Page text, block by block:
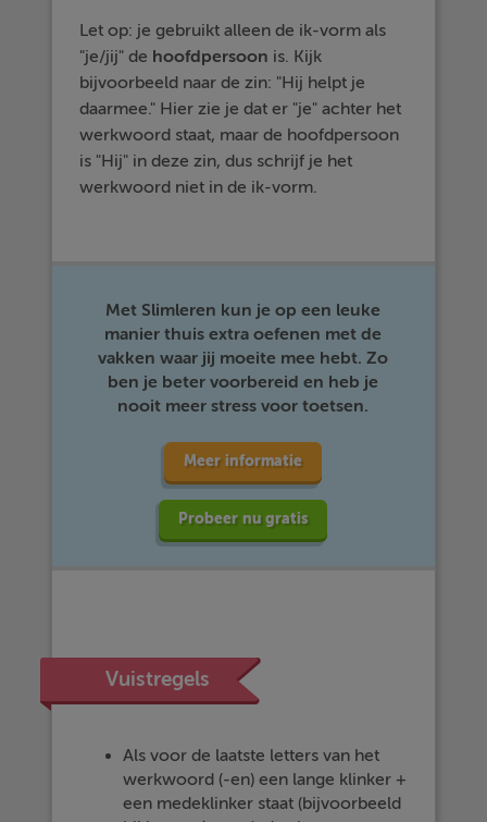
Let op: je gebruikt alleen de ik-vorm als
"je/jij" de hoofdpersoon is. Kijk
bijvoorbeeld naar de zin: "Hij helpt je
daarmee." Hier zie je dat er "je" achter het
werkwoord staat, maar de hoofdpersoon
is "Hij" in deze zin, dus schrijf je het
werkwoord niet in de ik-vorm.
Met Slimleren kun je op een leuke
manier thuis extra oefenen met de
vakken waar jij moeite mee hebt. Zo
ben je beter voorbereid en heb je
nooit meer stress voor toetsen.
Meer informatie
Probeer nu gratis
Vuistregels
Als voor de laatste letters van het
werkwoord (-en) een lange klinker +
een medeklinker staat (bijvoorbeeld